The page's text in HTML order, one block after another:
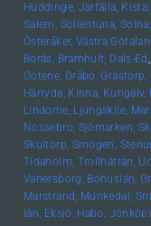
Huddinge, Järfälla, Kista,
Salem, Sollentuna, Solna,
Österåker, Västra
Borås, Brämhult, Dals-Ed ,
Götene, Gråbo, Grästorp,
Härryda, Kinna, Kungälv,
Lindome, Ljungskile,
Nossebro, Sjömarken,
Skultorp, Smögen,
Tidaholm, Trollhättan,
Vänersborg, Bohuslän,
Marstrand, Munkedal,
län, Eksjö, Habo,